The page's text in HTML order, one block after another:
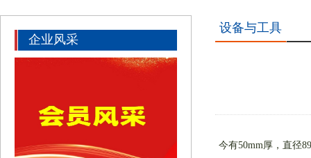
企业风采
设备与工具
今有50mm厚，直径